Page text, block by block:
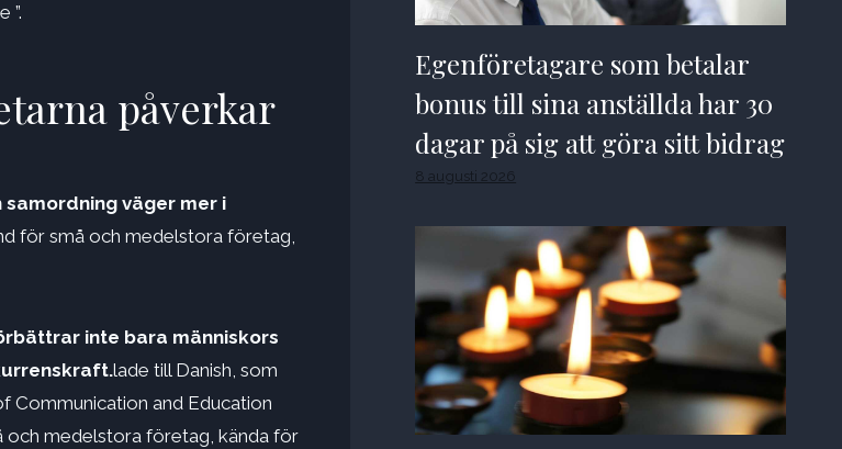
”.
påverkar
väger mer i
för små och medelstora företag,
inte bara människors
lade till Danish, som
Communication and Education
och medelstora företag, kända för
Egenföretagare som betalar
bonus till sina anställda har 30
dagar på sig att göra sitt bidrag
8 augusti 2026